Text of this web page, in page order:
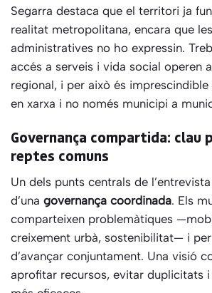
Segarra destaca que el territori ja
realitat metropolitana, encara que
administratives no ho expressin.
accés a serveis i vida social operen
regional, i per això és
en xarxa i no només municipi a
Governança compartida: clau
reptes comuns
Un dels punts centrals de
d’una governança coordinada. Els
comparteixen problemàtiques
creixement urbà, sostenibilitat— i
d’avançar conjuntament. Una visió
aprofitar recursos, evitar duplicitats